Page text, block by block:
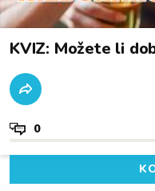
KVIZ: Možete li
0